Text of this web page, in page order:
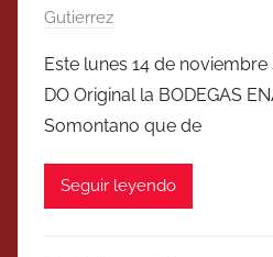
Gutierrez
Este lunes 14 de
DO Original la BODEGAS
Somontano que de
Seguir leyendo